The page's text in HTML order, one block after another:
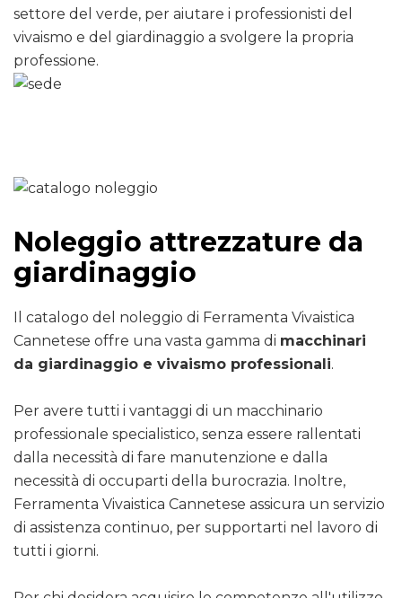
settore del verde, per aiutare i professionisti del
vivaismo e del giardinaggio a svolgere la propria
professione.
Noleggio attrezzature da
giardinaggio
Il catalogo del noleggio di Ferramenta Vivaistica
Cannetese offre una vasta gamma di macchinari
da giardinaggio e vivaismo professionali.
Per avere tutti i vantaggi di un macchinario
professionale specialistico, senza essere rallentati
dalla necessità di fare manutenzione e dalla
necessità di occuparti della burocrazia. Inoltre,
Ferramenta Vivaistica Cannetese assicura un servizio
di assistenza continuo, per supportarti nel lavoro di
tutti i giorni.